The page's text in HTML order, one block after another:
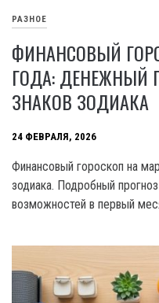
РАЗНОЕ
ФИНАНСОВЫЙ
ГОДА: ДЕНЕЖНЫЙ
ЗНАКОВ ЗОДИАКА
24 ФЕВРАЛЯ, 2026
Финансовый гороскоп на
зодиака. Подробный
возможностей в первый